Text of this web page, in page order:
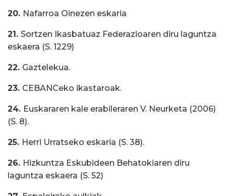
20. Nafarroa Oinezen eskaria
21. Sortzen Ikasbatuaz Federazioaren diru laguntza
eskaera (S. 1229)
22. Gaztelekua.
23. CEBANCeko ikastaroak.
24. Euskararen kale erabileraren V. Neurketa (2006)
(S. 8).
25. Herri Urratseko eskaria (S. 38).
26. Hizkuntza Eskubideen Behatokiaren diru
laguntza eskaera (S. 52)